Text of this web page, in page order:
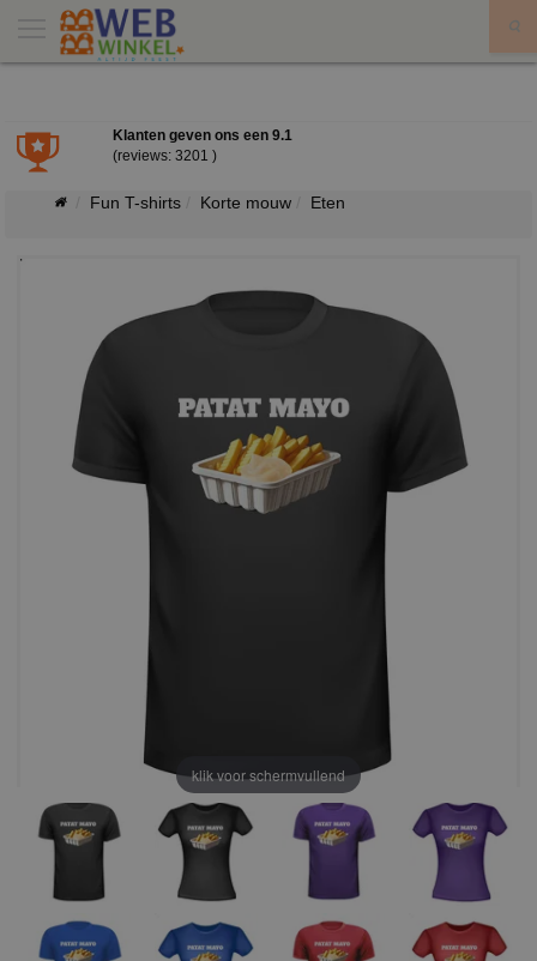
Klanten geven ons een 9.1
(reviews: 3201 )
Fun T-shirts Korte mouw Eten
klik voor schermvullend